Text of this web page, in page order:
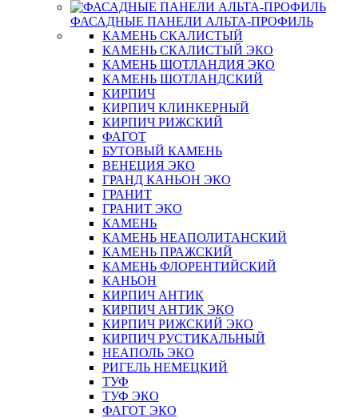
ФАСАДНЫЕ ПАНЕЛИ АЛЬТА-ПРОФИЛЬ
КАМЕНЬ СКАЛИСТЫЙ
КАМЕНЬ СКАЛИСТЫЙ ЭКО
КАМЕНЬ ШОТЛАНДИЯ ЭКО
КАМЕНЬ ШОТЛАНДСКИЙ
КИРПИЧ
КИРПИЧ КЛИНКЕРНЫЙ
КИРПИЧ РИЖСКИЙ
ФАГОТ
БУТОВЫЙ КАМЕНЬ
ВЕНЕЦИЯ ЭКО
ГРАНД КАНЬОН ЭКО
ГРАНИТ
ГРАНИТ ЭКО
КАМЕНЬ
КАМЕНЬ НЕАПОЛИТАНСКИЙ
КАМЕНЬ ПРАЖСКИЙ
КАМЕНЬ ФЛОРЕНТИЙСКИЙ
КАНЬОН
КИРПИЧ АНТИК
КИРПИЧ АНТИК ЭКО
КИРПИЧ РИЖСКИЙ ЭКО
КИРПИЧ РУСТИКАЛЬНЫЙ
НЕАПОЛЬ ЭКО
РИГЕЛЬ НЕМЕЦКИЙ
ТУФ
ТУФ ЭКО
ФАГОТ ЭКО